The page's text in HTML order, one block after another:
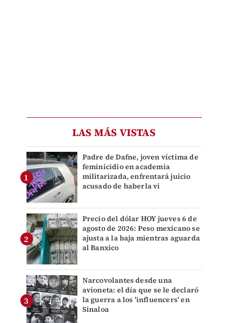
LAS MÁS VISTAS
Padre de Dafne, joven víctima de
feminicidio en academia
militarizada, enfrentará juicio
acusado de haberla vi
Precio del dólar HOY jueves 6 de
agosto de 2026: Peso mexicano se
ajusta a la baja mientras aguarda
al Banxico
Narcovolantes desde una
avioneta: el día que se le declaró
la guerra a los 'influencers' en
Sinaloa